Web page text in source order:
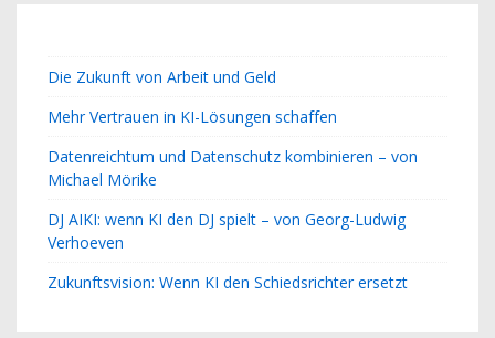
Die Zukunft von Arbeit und Geld
Mehr Vertrauen in KI-Lösungen schaffen
Datenreichtum und Datenschutz kombinieren – von
Michael Mörike
DJ AIKI: wenn KI den DJ spielt – von Georg-Ludwig
Verhoeven
Zukunftsvision: Wenn KI den Schiedsrichter ersetzt